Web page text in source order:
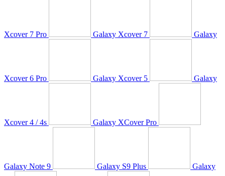
Xcover 7 Pro Galaxy Xcover 7 Galaxy
Xcover 6 Pro Galaxy Xcover 5 Galaxy
Xcover 4 / 4s Galaxy XCover Pro
Galaxy Note 9 Galaxy S9 Plus Galaxy